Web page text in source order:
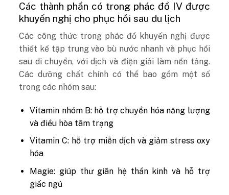
Các thành phần có trong phác đồ IV được
khuyến nghị cho phục hồi sau du lịch
Các công thức trong phác đồ khuyến nghị được
thiết kế tập trung vào bù nước nhanh và phục hồi
sau di chuyển, với dịch và điện giải làm nền tảng.
Các dưỡng chất chính có thể bao gồm một số
trong các nhóm sau:
Vitamin nhóm B: hỗ trợ chuyển hóa năng lượng
và điều hòa tâm trạng
Vitamin C: hỗ trợ miễn dịch và giảm stress oxy
hóa
Magie: giúp thư giãn hệ thần kinh và hỗ trợ
giấc ngủ